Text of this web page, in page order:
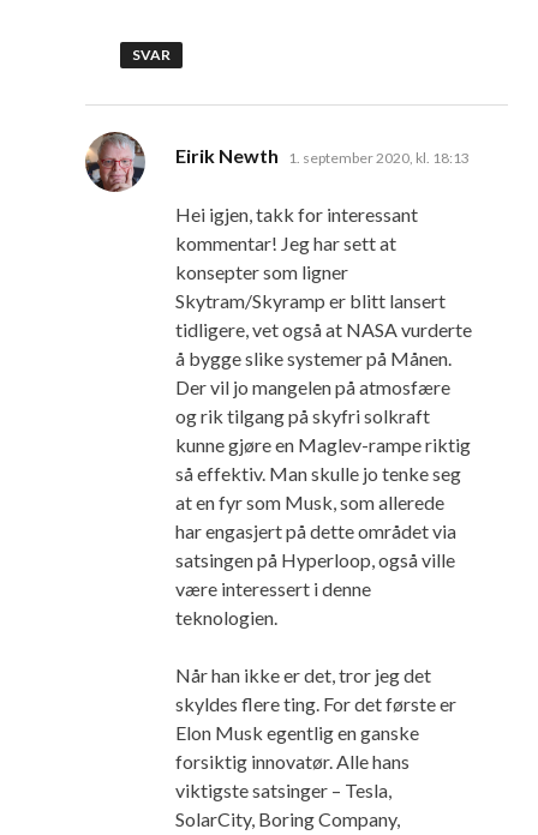
SVAR
Eirik Newth sier:
1. september 2020, kl. 18:13
Hei igjen, takk for interessant
kommentar! Jeg har sett at
konsepter som ligner
Skytram/Skyramp er blitt lansert
tidligere, vet også at NASA vurderte
å bygge slike systemer på Månen.
Der vil jo mangelen på atmosfære
og rik tilgang på skyfri solkraft
kunne gjøre en Maglev-rampe riktig
så effektiv. Man skulle jo tenke seg
at en fyr som Musk, som allerede
har engasjert på dette området via
satsingen på Hyperloop, også ville
være interessert i denne
teknologien.
Når han ikke er det, tror jeg det
skyldes flere ting. For det første er
Elon Musk egentlig en ganske
forsiktig innovatør. Alle hans
viktigste satsinger – Tesla,
SolarCity, Boring Company,